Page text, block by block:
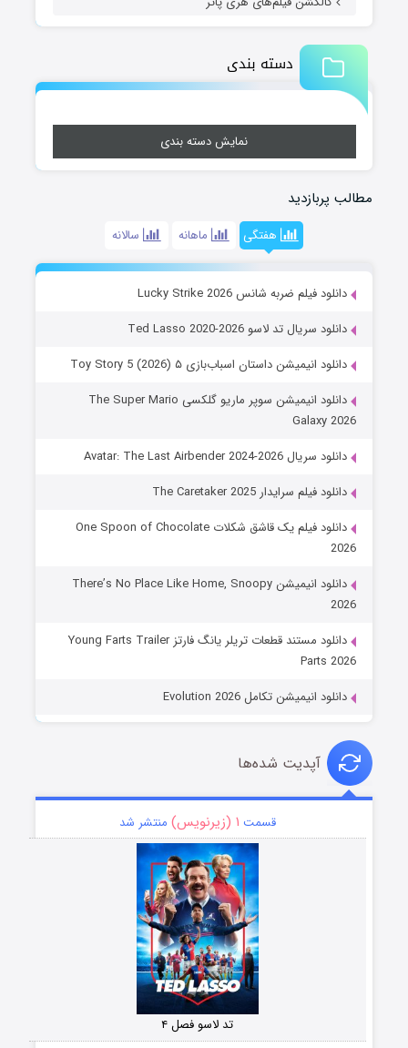
دسته بندی
نمایش دسته بندی
مطالب پربازدید
هفتگی ماهانه سالانه
دانلود فیلم ضربه شانس Lucky Strike 2026
دانلود سریال تد لاسو Ted Lasso 2020-2026
دانلود انیمیشن داستان اسباب‌بازی ۵ Toy Story 5 (2026)
دانلود انیمیشن سوپر ماریو گلکسی The Super Mario
Galaxy 2026
دانلود سریال Avatar: The Last Airbender 2024-2026
دانلود فیلم سرایدار The Caretaker 2025
دانلود فیلم یک قاشق شکلات One Spoon of Chocolate
2026
دانلود انیمیشن There’s No Place Like Home, Snoopy
2026
دانلود مستند قطعات تریلر یانگ فارتز Young Farts Trailer
Parts 2026
دانلود انیمیشن تکامل Evolution 2026
آپدیت شده‌ها
قسمت ۱ (زیرنویس) منتشر شد
تد لاسو فصل ۴